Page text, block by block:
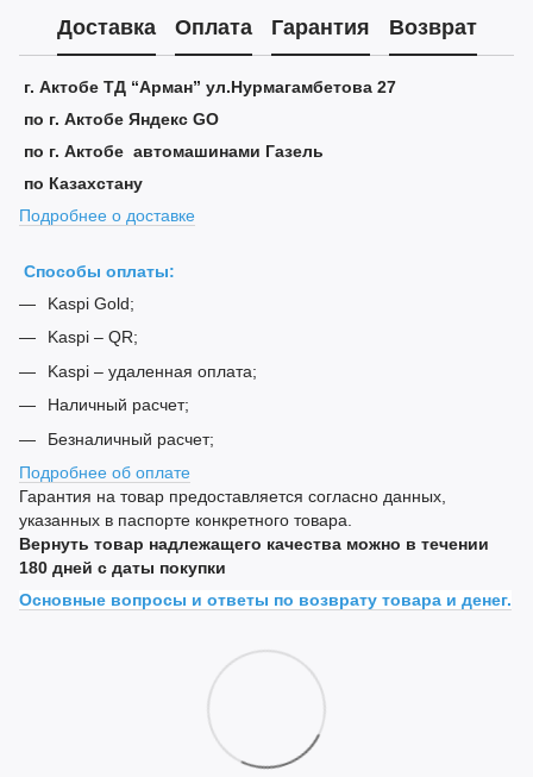
Доставка Оплата Гарантия Возврат
г. Актобе ТД “Арман” ул.Нурмагамбетова 27
по г. Актобе Яндекс GO
по г. Актобе автомашинами Газель
по Казахстану
Подробнее о доставке
Способы оплаты:
Kaspi Gold;
Kaspi – QR;
Kaspi – удаленная оплата;
Наличный расчет;
Безналичный расчет;
Подробнее об оплате
Гарантия на товар предоставляется согласно данных,
указанных в паспорте конкретного товара.
Вернуть товар надлежащего качества можно в течении
180 дней с даты покупки
Основные вопросы и ответы по возврату товара и денег.